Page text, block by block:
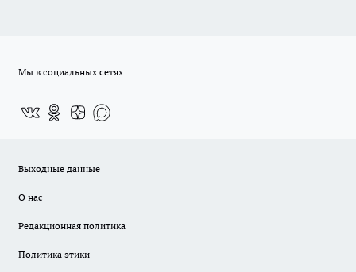
Мы в социальных сетях
Выходные данные
О нас
Редакционная политика
Политика этики